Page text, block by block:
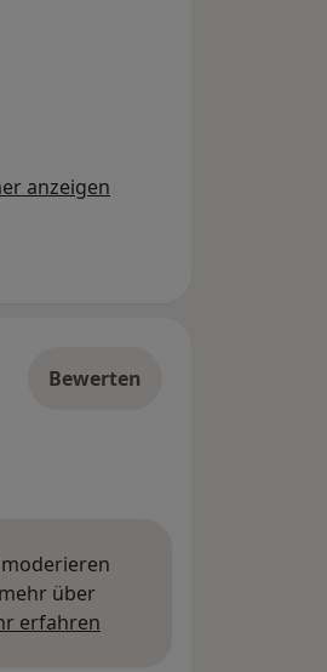
anzeigen
Bewerten
über
erfahren